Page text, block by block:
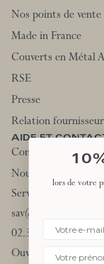
Nos points de vente
Made in France
Couverts en Métal
RSE
Presse
Relation
AIDE ET
Contactez-nous
Nous rejoindre
Service client:
sav@degrenne.fr
02.31.66.44.90
Ouvert du lundi au
lors de votre